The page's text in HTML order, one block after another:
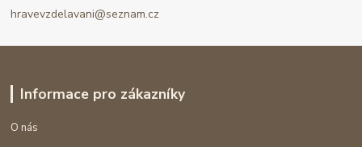
hravevzdelavani@seznam.cz
Informace pro zákazníky
O nás